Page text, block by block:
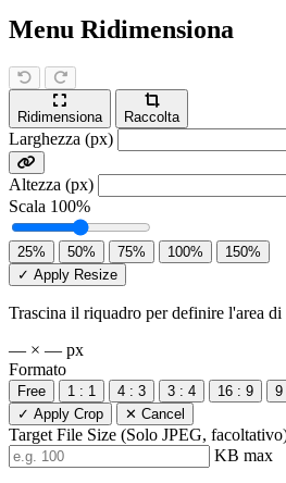
Menu Ridimensiona
Ridimensiona Raccolta
Larghezza (px)
Altezza (px)
Scala 100%
25% 50% 75% 100%
150%
✓ Apply Resize
Trascina il riquadro per definire l'area
— × — px
Formato
Free 1 : 1 4 : 3 3 : 4 16 : 9 9
✓ Apply Crop
✕ Cancel
Target File Size (Solo JPEG,
KB max